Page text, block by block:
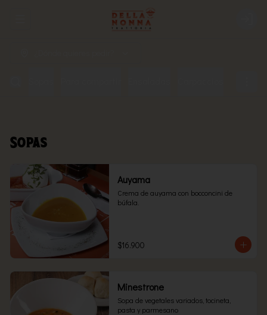
Abrir menu de navegación
Sopas
Auyama
Crema de auyama con bocconcini de
búfala.
$16.900
Minestrone
Sopa de vegetales variados, tocineta,
pasta y parmesano